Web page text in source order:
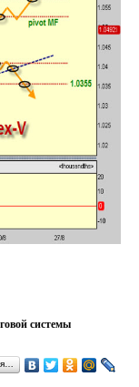
системы